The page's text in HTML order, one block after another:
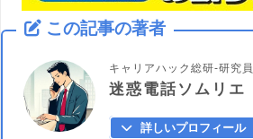
この記事の著者
キャリアハック総研-研究員
迷惑電話ソムリエ
詳しいプロフィール